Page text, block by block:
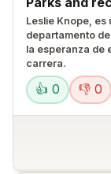
Leslie Knope, es
departamento
la esperanza de
carrera.
👍 0 👎 0